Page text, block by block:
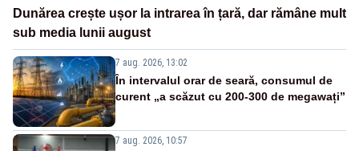
Dunărea crește ușor la intrarea în țară, dar rămâne mult
sub media lunii august
7 aug. 2026, 13:02
În intervalul orar de seară, consumul de
curent „a scăzut cu 200-300 de megawați”
7 aug. 2026, 10:57